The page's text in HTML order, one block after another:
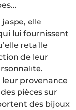
elle
lui fournissent
retaille
de leur
leur provenance
pièces sur
des bijoux